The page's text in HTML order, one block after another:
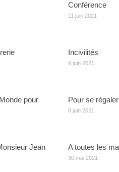
Conférence
11 juin 2021
Incivilités
9 juin 2021
pour
Pour se régaler
8 juin 2021
Jean
A toutes les
30 mai 2021